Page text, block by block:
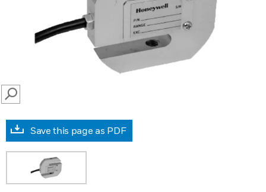
SEARCH
Save this page as PDF